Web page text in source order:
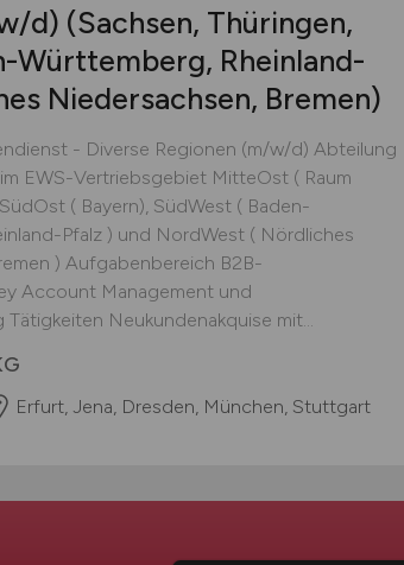
d) (Sachsen, Thüringen,
Württemberg, Rheinland-
Niedersachsen, Bremen)
- Diverse Regionen (m/w/d) Abteilung
EWS-Vertriebsgebiet MitteOst ( Raum
( Bayern), SüdWest ( Baden-
Pfalz ) und NordWest ( Nördliches
) Aufgabenbereich B2B-
Account Management und
Neukundenakquise mit...
Erfurt, Jena, Dresden, München, Stuttgart